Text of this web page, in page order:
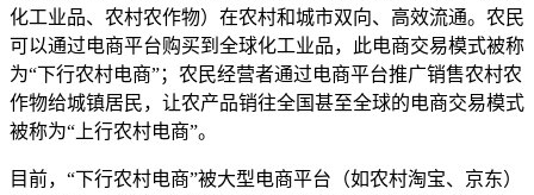
化工业品、农村农作物）在农村和城市双向、高效流通。农民
可以通过电商平台购买到全球化工业品，此电商交易模式被称
为“下行农村电商”；农民经营者通过电商平台推广销售农村农
作物给城镇居民，让农产品销往全国甚至全球的电商交易模式
被称为“上行农村电商”。
目前，“下行农村电商”被大型电商平台（如农村淘宝、京东）